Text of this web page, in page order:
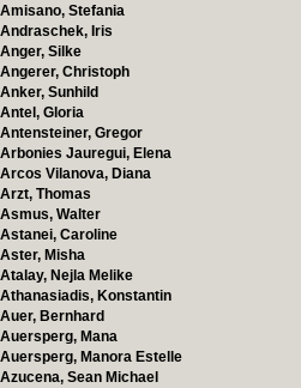
Amisano, Stefania
Andraschek, Iris
Anger, Silke
Angerer, Christoph
Anker, Sunhild
Antel, Gloria
Antensteiner, Gregor
Arbonies Jauregui, Elena
Arcos Vilanova, Diana
Arzt, Thomas
Asmus, Walter
Astanei, Caroline
Aster, Misha
Atalay, Nejla Melike
Athanasiadis, Konstantin
Auer, Bernhard
Auersperg, Mana
Auersperg, Manora Estelle
Azucena, Sean Michael